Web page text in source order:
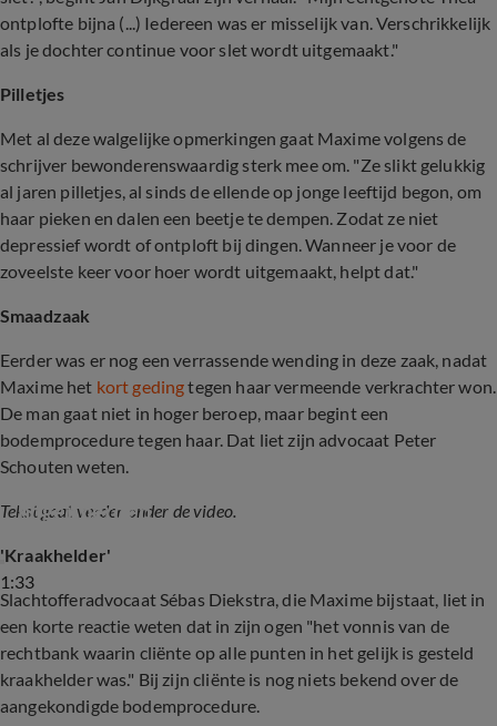
ontplofte bijna (...) Iedereen was er misselijk van. Verschrikkelijk
als je dochter continue voor slet wordt uitgemaakt."
Pilletjes
Met al deze walgelijke opmerkingen gaat Maxime volgens de
schrijver bewonderenswaardig sterk mee om. "Ze slikt gelukkig
al jaren pilletjes, al sinds de ellende op jonge leeftijd begon, om
haar pieken en dalen een beetje te dempen. Zodat ze niet
depressief wordt of ontploft bij dingen. Wanneer je voor de
zoveelste keer voor hoer wordt uitgemaakt, helpt dat."
Smaadzaak
Eerder was er nog een verrassende wending in deze zaak, nadat
Maxime het kort gedingtegen haar vermeende verkrachter won.
De man gaat niet in hoger beroep, maar begint een
bodemprocedure tegen haar. Dat liet zijn advocaat Peter
Schouten weten.
Tekst gaat verder onder de video.
1:33
hoger beroep
'Kraakhelder'
Slachtofferadvocaat Sébas Diekstra, die Maxime bijstaat, liet in
een korte reactie weten dat in zijn ogen "het vonnis van de
rechtbank waarin cliënte op alle punten in het gelijk is gesteld
kraakhelder was." Bij zijn cliënte is nog niets bekend over de
aangekondigde bodemprocedure.